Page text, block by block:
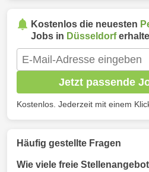
Kostenlos die neuesten
Jobs in Düsseldorf
Jetzt passende
Kostenlos. Jederzeit mit einem
Häufig gestellte Fragen
Wie viele freie